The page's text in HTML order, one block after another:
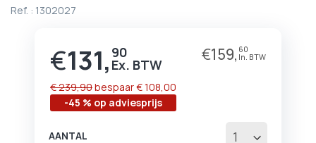
Ref. : 1302027
Prijs
€131, 90 €159, 60
-45 % op adviesprijs
€ 239,90bespaar€ 108,00
AANTAL
begin
afbeeldingen-